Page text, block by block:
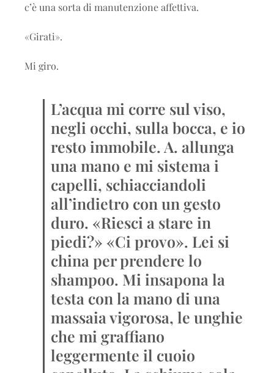
c’è una sorta di manutenzione affettiva.
«Girati».
Mi giro.
L’acqua mi corre sul viso,
negli occhi, sulla bocca, e io
resto immobile. A. allunga
una mano e mi sistema i
capelli, schiacciandoli
all’indietro con un gesto
duro. «Riesci a stare in
piedi?» «Ci provo». Lei si
china per prendere lo
shampoo. Mi insapona la
testa con la mano di una
massaia vigorosa, le unghie
che mi graffiano
leggermente il cuoio